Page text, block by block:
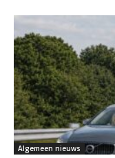
Algemeen nieuws